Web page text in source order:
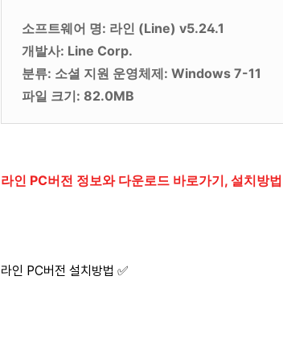
소프트웨어 명: 라인 (Line) v5.24.1
개발사: Line Corp.
분류: 소셜 지원 운영체제: Windows 7-11
파일 크기: 82.0MB
라인 PC버전 정보와 다운로드 바로가기, 설치방
라인 PC버전 설치방법 ✅